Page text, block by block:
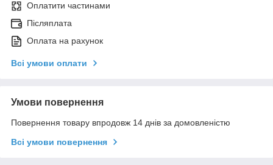
Оплатити частинами
Післяплата
Оплата на рахунок
Всі умови оплати
Умови повернення
Повернення товару впродовж 14 днів за домовленістю
Всі умови повернення